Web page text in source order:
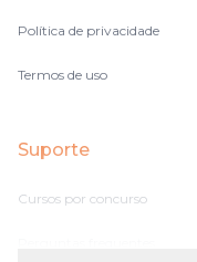
Política de privacidade
Termos de uso
Suporte
Cursos por concurso